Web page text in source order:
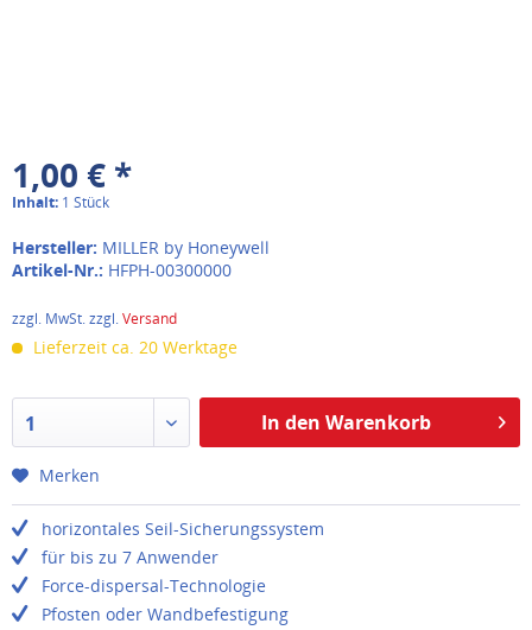
1,00 € *
Inhalt: 1 Stück
Hersteller: MILLER by Honeywell
Artikel-Nr.: HFPH-00300000
zzgl. MwSt. zzgl.Versand
Lieferzeit ca. 20 Werktage
1 In den Warenkorb
Merken
horizontales Seil-Sicherungssystem
für bis zu 7 Anwender
Force-dispersal-Technologie
Pfosten oder Wandbefestigung